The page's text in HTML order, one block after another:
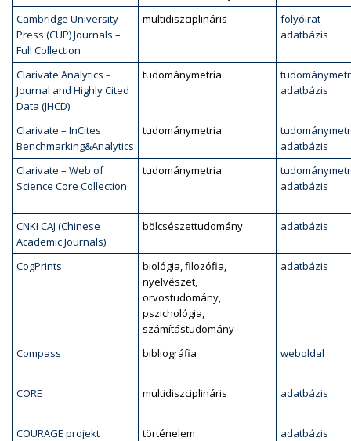
Cambridge University
Press (CUP) Journals –
Full Collection
multidiszciplináris
folyóirat
adatbázis
Clarivate Analytics –
Journal and Highly Cited
Data (JHCD)
tudománymetria
adatbázis
Clarivate – InCites
Benchmarking&Analytics
tudománymetria
adatbázis
Clarivate – Web of
Science Core Collection
tudománymetria
adatbázis
CNKI CAJ (Chinese
Academic Journals)
bölcsészettudomány adatbázis
CogPrints
biológia, filozófia,
nyelvészet,
orvostudomány,
pszichológia,
számítástudomány
adatbázis
Compass bibliográfia weboldal
CORE multidiszciplináris adatbázis
COURAGE projekt történelem adatbázis